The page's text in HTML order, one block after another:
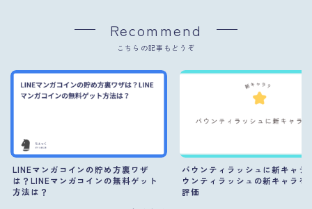
Recommend
こちらの記事もどうぞ
LINEマンガコインの貯め方裏ワザ
は？LINEマンガコインの無料ゲット
方法は？
バウンティラッシュに新キャラ
ウンティラッシュの新キャラを
評価